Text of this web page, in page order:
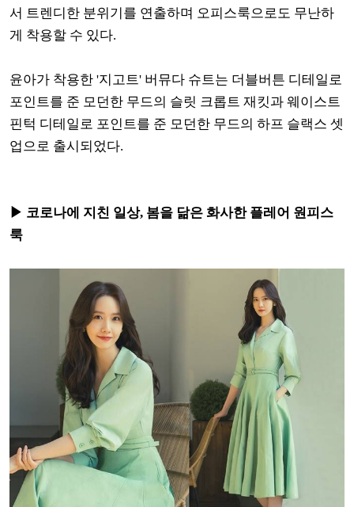
서 트렌디한 분위기를 연출하며 오피스룩으로도 무난하
게 착용할 수 있다.
윤아가 착용한 '지고트' 버뮤다 슈트는 더블버튼 디테일로
포인트를 준 모던한 무드의 슬릿 크롭트 재킷과 웨이스트
핀턱 디테일로 포인트를 준 모던한 무드의 하프 슬랙스 셋
업으로 출시되었다.
▶ 코로나에 지친 일상, 봄을 닮은 화사한 플레어 원피스
룩